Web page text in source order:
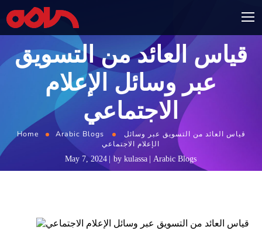
قياس العائد من التسويق
عبر وسائل الإعلام
الاجتماعي
Home Arabic Blogs
قياس العائد من التسويق عبر وسائل
الإعلام الاجتماعي
May 7, 2024 by kulassa Arabic Blogs